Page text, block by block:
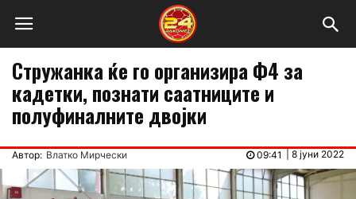
Стружанка ќе го организира Ф4 за
кадетки, познати саатниците и
полуфиналните двојки
Автор: Влатко Мирчески 8 јуни 2022
09:41